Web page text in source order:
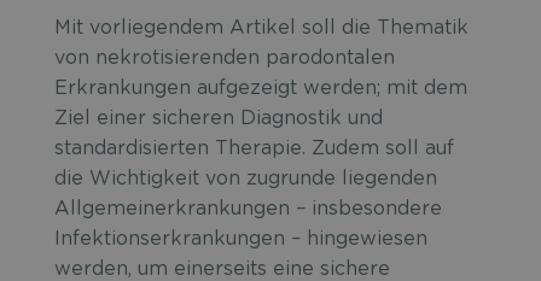
Mit vorliegendem Artikel soll die Thematik
von nekrotisierenden parodontalen
Erkrankungen aufgezeigt werden; mit dem
Ziel einer sicheren Diagnostik und
standardisierten Therapie. Zudem soll auf
die Wichtigkeit von zugrunde liegenden
Allgemeinerkrankungen – insbesondere
Infektionserkrankungen – hingewiesen
werden, um einerseits eine sichere